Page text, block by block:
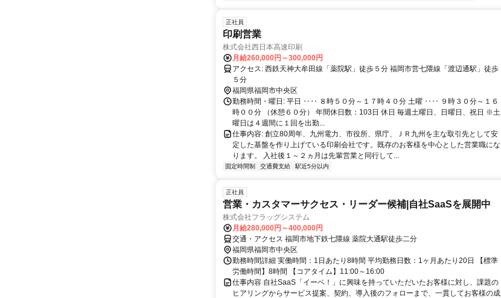
正社員
印刷営業
株式会社西日本高速印刷
月給260,000円～300,000円
アクセス: 西鉄天神大牟田線「薬院駅」徒歩５分 福岡市営七隈線「渡辺通駅」徒歩
５分
福岡県福岡市中央区
勤務時間・曜日: 平日 ‥‥ ８時５０分～１７時４０分 土曜 ‥‥ ９時３０分～１６
時００分 （休憩６０分） 年間休日数：103日 休日 毎週土曜日、日曜日、祝日 ※土
曜日は４週間に１回を出勤...
仕事内容: 創立80周年、九州電力、市役所、県庁、ＪＲ九州を主な取引先として安
定した基盤を作り上げている印刷会社です。既存のお客様を中心とした営業職にな
ります。 入社後１～２ヵ月は先輩営業と同行して...
固定時間制 交通費支給 駅近5分以内
正社員
営業・カスタマーサクセス・リーダー候補|自社SaaSを展開中
株式会社フラッグシステム
月給280,000円～400,000円
交通・アクセス 福岡市地下鉄七隈線 薬院大通駅徒歩二分
福岡県福岡市中央区
勤務時間詳細 実働時間：1日あたり8時間 平均勤務日数：1ヶ月あたり20日 【標準
労働時間】8時間 【コアタイム】11:00～16:00
仕事内容 自社SaaS「イーベ！」に興味を持っていただいたお客様に対し、課題の
ヒアリングからサービス提案、契約、導入後のフォローまで、一貫してお客様の成